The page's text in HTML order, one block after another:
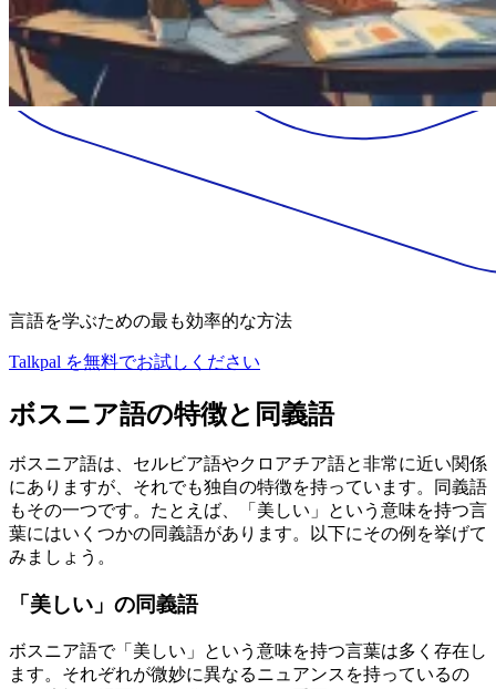
言語を学ぶための最も効率的な方法
Talkpal を無料でお試しください
ボスニア語の特徴と同義語
ボスニア語は、セルビア語やクロアチア語と非常に近い関係
にありますが、それでも独自の特徴を持っています。同義語
もその一つです。たとえば、「美しい」という意味を持つ言
葉にはいくつかの同義語があります。以下にその例を挙げて
みましょう。
「美しい」の同義語
ボスニア語で「美しい」という意味を持つ言葉は多く存在し
ます。それぞれが微妙に異なるニュアンスを持っているの